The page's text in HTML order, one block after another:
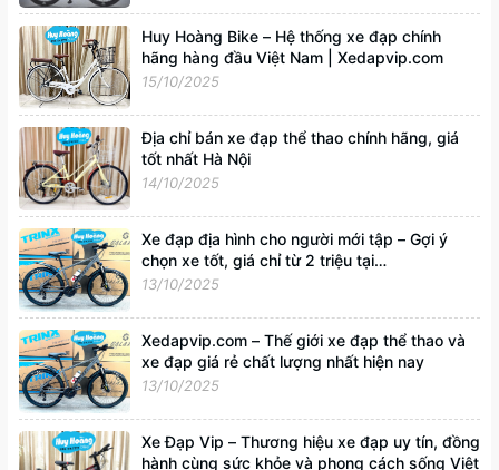
Huy Hoàng Bike – Hệ thống xe đạp chính
hãng hàng đầu Việt Nam | Xedapvip.com
15/10/2025
Địa chỉ bán xe đạp thể thao chính hãng, giá
tốt nhất Hà Nội
14/10/2025
Xe đạp địa hình cho người mới tập – Gợi ý
chọn xe tốt, giá chỉ từ 2 triệu tại
Xedapvip.com
13/10/2025
Xedapvip.com – Thế giới xe đạp thể thao và
xe đạp giá rẻ chất lượng nhất hiện nay
13/10/2025
Xe Đạp Vip – Thương hiệu xe đạp uy tín, đồng
hành cùng sức khỏe và phong cách sống Việt